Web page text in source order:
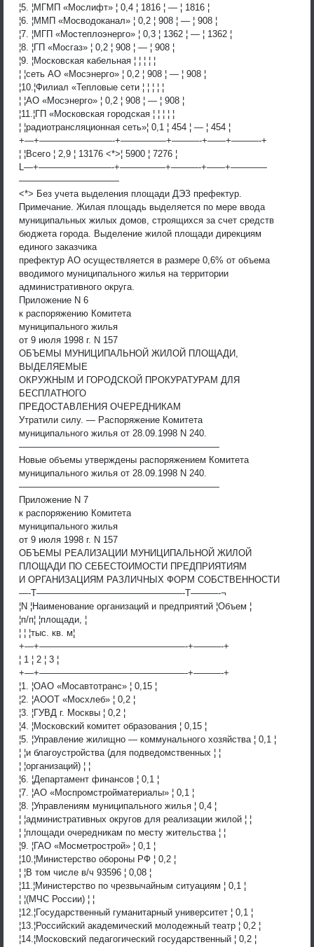
¦5. ¦МГМП «Мослифт» ¦ 0,4 ¦ 1816 ¦ — ¦ 1816 ¦
¦6. ¦ММП «Мосводоканал» ¦ 0,2 ¦ 908 ¦ — ¦ 908 ¦
¦7. ¦МГП «Мостеплоэнерго» ¦ 0,3 ¦ 1362 ¦ — ¦ 1362 ¦
¦8. ¦ГП «Мосгаз» ¦ 0,2 ¦ 908 ¦ — ¦ 908 ¦
¦9. ¦Московская кабельная ¦ ¦ ¦ ¦ ¦
¦ ¦сеть АО «Мосэнерго» ¦ 0,2 ¦ 908 ¦ — ¦ 908 ¦
¦10.¦Филиал «Тепловые сети ¦ ¦ ¦ ¦ ¦
¦ ¦АО «Мосэнерго» ¦ 0,2 ¦ 908 ¦ — ¦ 908 ¦
¦11.¦ГП «Московская городская ¦ ¦ ¦ ¦ ¦
¦ ¦радиотрансляционная сеть»¦ 0,1 ¦ 454 ¦ — ¦ 454 ¦
+—+————————-+—————+———-+——+———-+
¦ ¦Всего ¦ 2,9 ¦ 13176 <*>¦ 5900 ¦ 7276 ¦
L—+————————-+—————+———-+——+————
———————————
<*> Без учета выделения площади ДЭЗ префектур.
Примечание. Жилая площадь выделяется по мере ввода
муниципальных жилых домов, строящихся за счет средств
бюджета города. Выделение жилой площади дирекциям
единого заказчика
префектур АО осуществляется в размере 0,6% от объема
вводимого муниципального жилья на территории
административного округа.
Приложение N 6
к распоряжению Комитета
муниципального жилья
от 9 июля 1998 г. N 157
ОБЪЕМЫ МУНИЦИПАЛЬНОЙ ЖИЛОЙ ПЛОЩАДИ,
ВЫДЕЛЯЕМЫЕ
ОКРУЖНЫМ И ГОРОДСКОЙ ПРОКУРАТУРАМ ДЛЯ
БЕСПЛАТНОГО
ПРЕДОСТАВЛЕНИЯ ОЧЕРЕДНИКАМ
Утратили силу. — Распоряжение Комитета
муниципального жилья от 28.09.1998 N 240.
——————————————————————
Новые объемы утверждены распоряжением Комитета
муниципального жилья от 28.09.1998 N 240.
——————————————————————
Приложение N 7
к распоряжению Комитета
муниципального жилья
от 9 июля 1998 г. N 157
ОБЪЕМЫ РЕАЛИЗАЦИИ МУНИЦИПАЛЬНОЙ ЖИЛОЙ
ПЛОЩАДИ ПО СЕБЕСТОИМОСТИ ПРЕДПРИЯТИЯМ
И ОРГАНИЗАЦИЯМ РАЗЛИЧНЫХ ФОРМ СОБСТВЕННОСТИ
—-T————————————————-T———-¬
¦N ¦Наименование организаций и предприятий ¦Объем ¦
¦п/п¦ ¦площади, ¦
¦ ¦ ¦тыс. кв. м¦
+—+————————————————-+———-+
¦ 1 ¦ 2 ¦ 3 ¦
+—+————————————————-+———-+
¦1. ¦ОАО «Мосавтотранс» ¦ 0,15 ¦
¦2. ¦АООТ «Мосхлеб» ¦ 0,2 ¦
¦3. ¦ГУВД г. Москвы ¦ 0,2 ¦
¦4. ¦Московский комитет образования ¦ 0,15 ¦
¦5. ¦Управление жилищно — коммунального хозяйства ¦ 0,1 ¦
¦ ¦и благоустройства (для подведомственных ¦ ¦
¦ ¦организаций) ¦ ¦
¦6. ¦Департамент финансов ¦ 0,1 ¦
¦7. ¦АО «Моспромстройматериалы» ¦ 0,1 ¦
¦8. ¦Управлениям муниципального жилья ¦ 0,4 ¦
¦ ¦административных округов для реализации жилой ¦ ¦
¦ ¦площади очередникам по месту жительства ¦ ¦
¦9. ¦ГАО «Мосметрострой» ¦ 0,1 ¦
¦10.¦Министерство обороны РФ ¦ 0,2 ¦
¦ ¦В том числе в/ч 93596 ¦ 0,08 ¦
¦11.¦Министерство по чрезвычайным ситуациям ¦ 0,1 ¦
¦ ¦(МЧС России) ¦ ¦
¦12.¦Государственный гуманитарный университет ¦ 0,1 ¦
¦13.¦Российский академический молодежный театр ¦ 0,2 ¦
¦14.¦Московский педагогический государственный ¦ 0,2 ¦